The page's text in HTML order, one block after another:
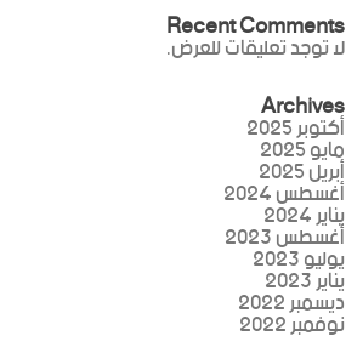
Recent Comments
لا توجد تعليقات للعرض.
Archives
أكتوبر 2025
مايو 2025
أبريل 2025
أغسطس 2024
يناير 2024
أغسطس 2023
يوليو 2023
يناير 2023
ديسمبر 2022
نوفمبر 2022